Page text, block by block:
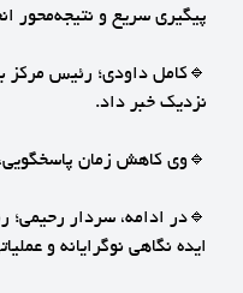
پیگیری سریع و نتیجه‌محور
🔹کامل داودی؛ رئیس مرکز
نزدیک خبر داد.
🔹وی کاهش زمان
ایده نگاهی نوگرایانه و